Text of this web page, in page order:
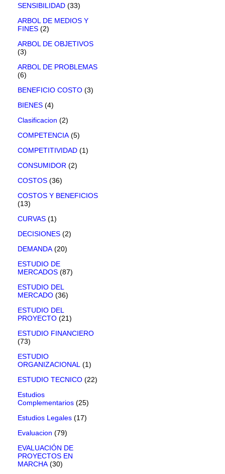
SENSIBILIDAD (33)
ARBOL DE MEDIOS Y
FINES (2)
ARBOL DE OBJETIVOS
(3)
ARBOL DE PROBLEMAS
(6)
BENEFICIO COSTO (3)
BIENES (4)
Clasificacion (2)
COMPETENCIA (5)
COMPETITIVIDAD (1)
CONSUMIDOR (2)
COSTOS (36)
COSTOS Y BENEFICIOS
(13)
CURVAS (1)
DECISIONES (2)
DEMANDA (20)
ESTUDIO DE
MERCADOS (87)
ESTUDIO DEL
MERCADO (36)
ESTUDIO DEL
PROYECTO (21)
ESTUDIO FINANCIERO
(73)
ESTUDIO
ORGANIZACIONAL (1)
ESTUDIO TECNICO (22)
Estudios
Complementarios (25)
Estudios Legales (17)
Evaluacion (79)
EVALUACIÓN DE
PROYECTOS EN
MARCHA (30)